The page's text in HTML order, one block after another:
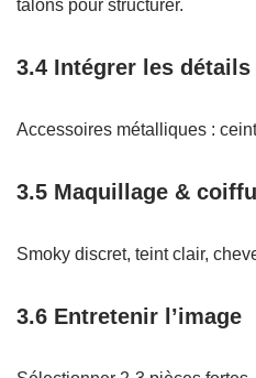
talons pour structurer.
3.4 Intégrer les détails
Accessoires métalliques :
3.5 Maquillage &
Smoky discret, teint clair,
3.6 Entretenir l’image